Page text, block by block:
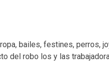
bailes, festines, perros,
del robo los y las